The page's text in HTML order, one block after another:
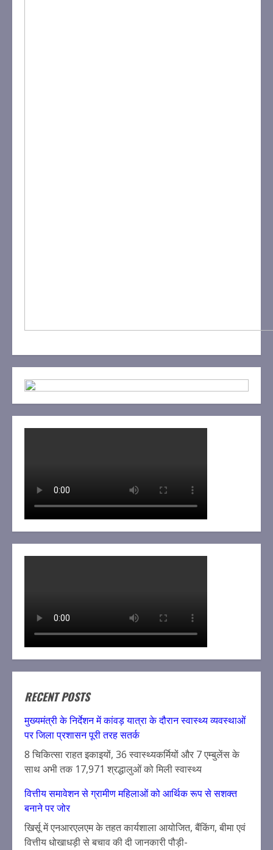
RECENT POSTS
मुख्यमंत्री के निर्देशन में कांवड़ यात्रा के दौरान स्वास्थ्य व्यवस्थाओं
पर जिला प्रशासन पूरी तरह सतर्क
8 चिकित्सा राहत इकाइयों, 36 स्वास्थ्यकर्मियों और 7 एम्बुलेंस के
साथ अभी तक 17,971 श्रद्धालुओं को मिली स्वास्थ्य
वित्तीय समावेशन से ग्रामीण महिलाओं को आर्थिक रूप से सशक्त
बनाने पर जोर
खिर्सू में एनआरएलएम के तहत कार्यशाला आयोजित, बैंकिंग, बीमा एवं
वित्तीय धोखाधड़ी से बचाव की दी जानकारी पौड़ी-